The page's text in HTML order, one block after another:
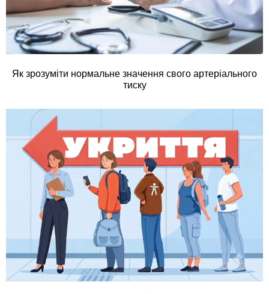
Як зрозуміти нормальне значення свого артеріального
тиску